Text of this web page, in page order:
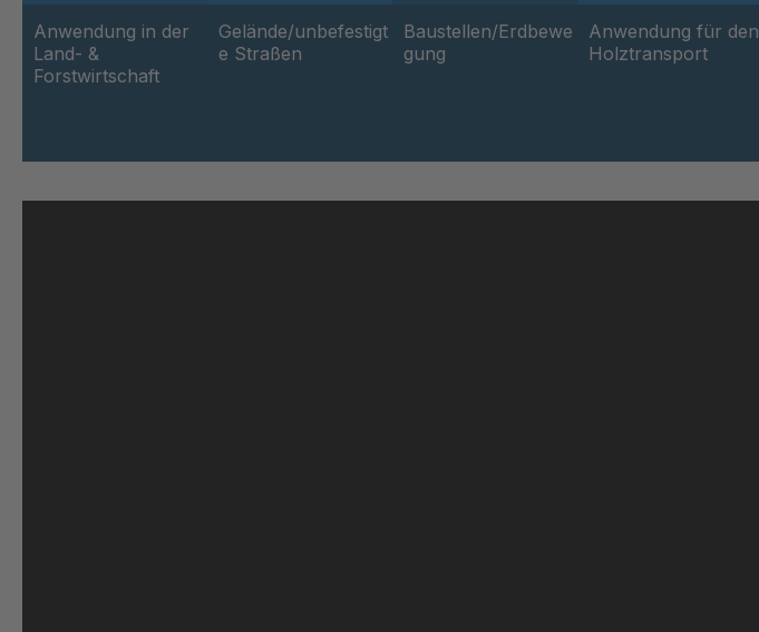
Anwendung in der
Land- &
Forstwirtschaft
Gelände/unbefestigt
e Straßen
Baustellen/Erdbewe
gung
Anwendung für den
Holztransport